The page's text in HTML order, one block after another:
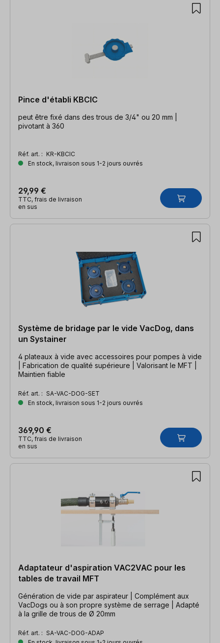
Pince d'établi KBCIC
peut être fixé dans des trous de 3/4" ou 20 mm |
pivotant à 360
Réf. art. : KR-KBCIC
En stock, livraison sous 1-2 jours ouvrés
29,99 €
TTC, frais de livraison
en sus
Système de bridage par le vide VacDog, dans
un Systainer
4 plateaux à vide avec accessoires pour pompes à vide
| Fabrication de qualité supérieure | Valorisant le MFT |
Maintien fiable
Réf. art. : SA-VAC-DOG-SET
En stock, livraison sous 1-2 jours ouvrés
369,90 €
TTC, frais de livraison
en sus
Adaptateur d'aspiration VAC2VAC pour les
tables de travail MFT
Génération de vide par aspirateur | Complément aux
VacDogs ou à son propre système de serrage | Adapté
à la grille de trous de Ø 20mm
Réf. art. : SA-VAC-DOG-ADAP